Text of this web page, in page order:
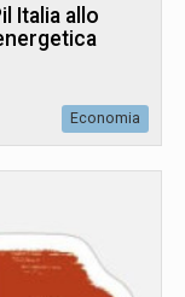
Italia allo
Economia